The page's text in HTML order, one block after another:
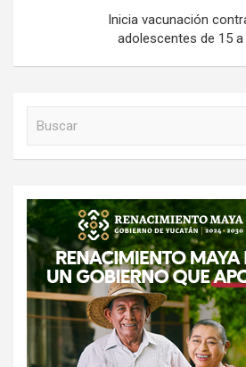
Inicia vacunación
adolescentes de 15
r